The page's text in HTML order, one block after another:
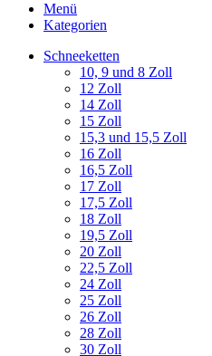
Menü
Kategorien
Schneeketten
10, 9 und 8 Zoll
12 Zoll
14 Zoll
15 Zoll
15,3 und 15,5 Zoll
16 Zoll
16,5 Zoll
17 Zoll
17,5 Zoll
18 Zoll
19,5 Zoll
20 Zoll
22,5 Zoll
24 Zoll
25 Zoll
26 Zoll
28 Zoll
30 Zoll